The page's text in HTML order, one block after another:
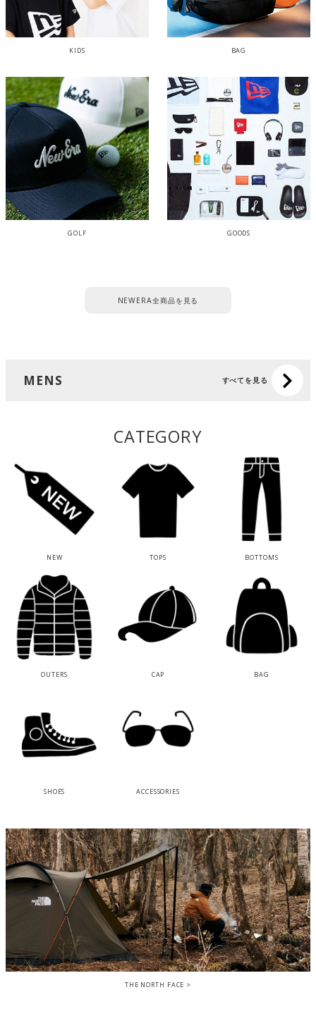
KIDS BAG
GOLF GOODS
NEWERA全商品を見る
MENS すべてを見る
CATEGORY
NEW TOPS BOTTOMS
OUTERS CAP BAG
SHOES ACCESSORIES
THE NORTH FACE